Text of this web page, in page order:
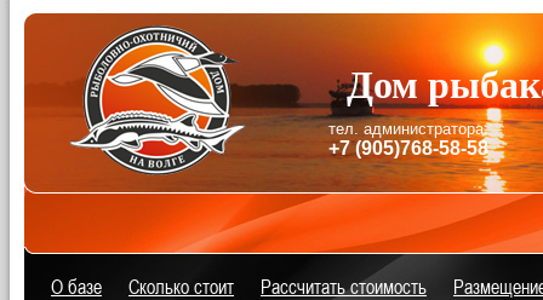
Дом
О базе Сколько стоит Расcчитать стоимость
тел. администратора:
+7 (905)768-58-58